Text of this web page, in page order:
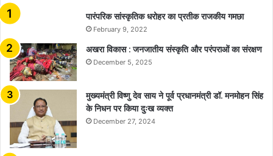
​​​​​​​पारंपरिक सांस्कृतिक धरोहर का प्रतीक राजकीय गमछा
February 9, 2022
अखरा विकास : जनजातीय संस्कृति और परंपराओं का संरक्षण
December 5, 2025
मुख्यमंत्री विष्णु देव साय ने पूर्व प्रधानमंत्री डॉ. मनमोहन सिंह
के निधन पर किया दुःख व्यक्त
December 27, 2024